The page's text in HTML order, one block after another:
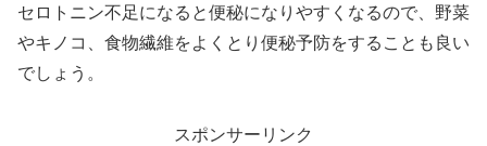
セロトニン不足になると便秘になりやすくなるので
野菜
やキノコ、食物繊維をよくとり便秘予防をすることも良い
でしょう。
スポンサーリンク